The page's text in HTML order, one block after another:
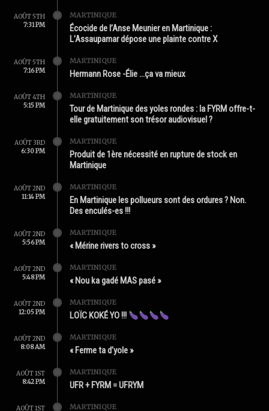
AOÛT 5TH
7:31 PM
MARTINIQUE
Écocide de l’Anse Meunier en Martinique :
L’Assaupamar dépose une plainte contre X
AOÛT 5TH
7:16 PM
MARTINIQUE
Hermann Rose -Élie …ça va mieux
AOÛT 4TH
5:15 PM
MARTINIQUE
Tour de Martinique des yoles rondes : la FYRM offre-t-
elle gratuitement son trésor audiovisuel ?
AOÛT 3RD
6:30 PM
MARTINIQUE
Produit de 1ère nécessité en rupture de stock en
Martinique
AOÛT 2ND
11:14 PM
MARTINIQUE
En Martinique les pollueurs sont des ordures ? Non.
Des enculés-es !!!
AOÛT 2ND
5:56 PM
MARTINIQUE
« Mérine rivers to cross »
AOÛT 2ND
5:48 PM
MARTINIQUE
« Nou ka gadé MAS pasé »
AOÛT 2ND
12:05 PM
MARTINIQUE
LOÏC KOKÉ YO !!!
AOÛT 2ND
8:08 AM
MARTINIQUE
« Ferme ta d’yole »
AOÛT 1ST
8:42 PM
MARTINIQUE
UFR + FYRM = UFRYM
AOÛT 1ST MARTINIQUE